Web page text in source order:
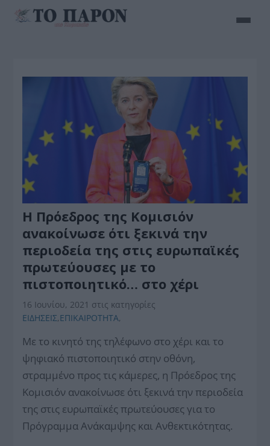
H Πρόεδρος της Κομισιόν
ανακοίνωσε ότι ξεκινά την
περιοδεία της στις ευρωπαϊκές
πρωτεύουσες με το
πιστοποιητικό… στο χέρι
16 Ιουνίου, 2021 στις κατηγορίες
ΕΙΔΗΣΕΙΣ,ΕΠΙΚΑΙΡΟΤΗΤΑ,
Με το κινητό της τηλέφωνο στο χέρι και το
ψηφιακό πιστοποιητικό στην οθόνη,
στραμμένο προς τις κάμερες, η Πρόεδρος της
Κομισιόν ανακοίνωσε ότι ξεκινά την περιοδεία
της στις ευρωπαϊκές πρωτεύουσες για το
Πρόγραμμα Ανάκαμψης και Ανθεκτικότητας.